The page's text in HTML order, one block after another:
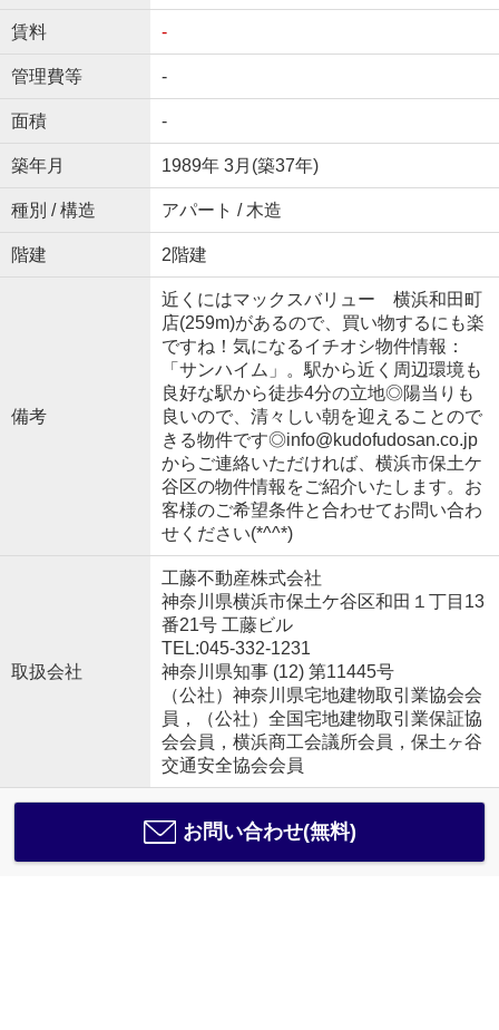
賃料 -
管理費等 -
面積 -
築年月 1989年 3月(築37年)
種別 / 構造 アパート / 木造
階建 2階建
備考
近くにはマックスバリュー 横浜和田町
店(259m)があるので、買い物するにも楽
ですね！気になるイチオシ物件情報：
「サンハイム」。駅から近く周辺環境も
良好な駅から徒歩4分の立地◎陽当りも
良いので、清々しい朝を迎えることので
きる物件です◎info@kudofudosan.co.jp
からご連絡いただければ、横浜市保土ケ
谷区の物件情報をご紹介いたします。お
客様のご希望条件と合わせてお問い合わ
せください(*^^*)
取扱会社
工藤不動産株式会社
神奈川県横浜市保土ケ谷区和田１丁目13
番21号 工藤ビル
TEL:045-332-1231
神奈川県知事 (12) 第11445号
（公社）神奈川県宅地建物取引業協会会
員，（公社）全国宅地建物取引業保証協
会会員，横浜商工会議所会員，保土ヶ谷
交通安全協会会員
お問い合わせ(無料)